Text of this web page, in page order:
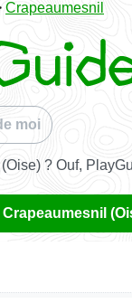
Crapeaumesnil
moi
? Ouf,